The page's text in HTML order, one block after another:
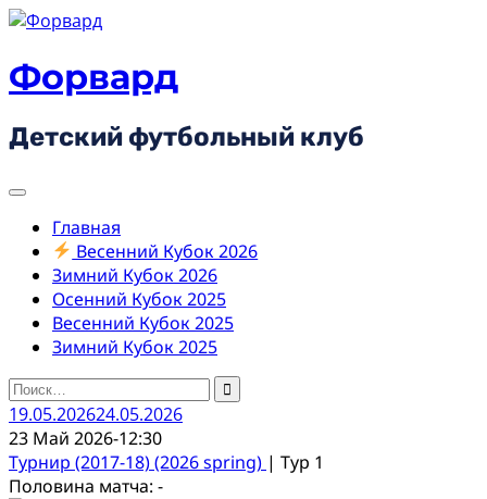
Skip
content
Форвард
Детский футбольный клуб
Главная
Весенний Кубок 2026
Зимний Кубок 2026
Осенний Кубок 2025
Весенний Кубок 2025
Зимний Кубок 2025
Найти:
19.05.202624.05.2026
23 Май 2026-12:30
Турнир (2017-18) (2026 spring) | Тур 1
Половина матча: -